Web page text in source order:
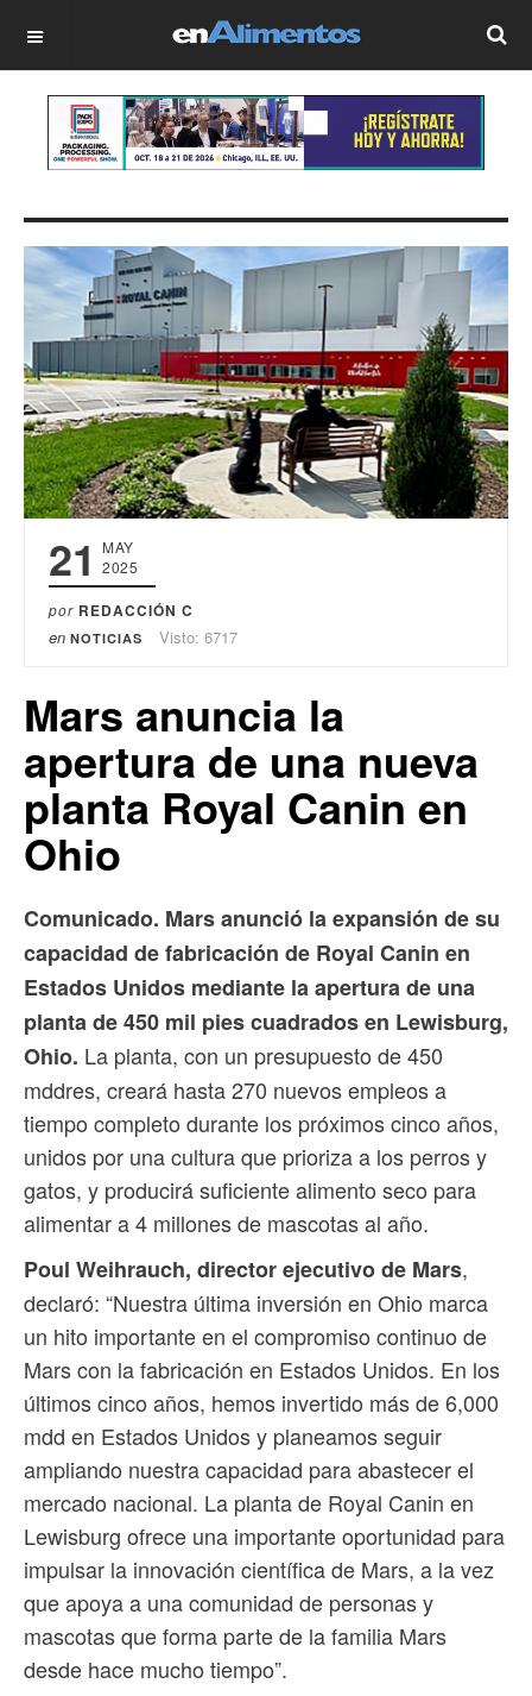
OFF CANVAS
21
MAY
2025
por REDACCIÓN C
en NOTICIAS Visto: 6717
Mars anuncia la
apertura de una nueva
planta Royal Canin en
Ohio
Comunicado. Mars anunció la expansión de su
capacidad de fabricación de Royal Canin en
Estados Unidos mediante la apertura de una
planta de 450 mil pies cuadrados en Lewisburg,
Ohio. La planta, con un presupuesto de 450
mddres, creará hasta 270 nuevos empleos a
tiempo completo durante los próximos cinco años,
unidos por una cultura que prioriza a los perros y
gatos, y producirá suficiente alimento seco para
alimentar a 4 millones de mascotas al año.
Poul Weihrauch, director ejecutivo de Mars,
declaró: “Nuestra última inversión en Ohio marca
un hito importante en el compromiso continuo de
Mars con la fabricación en Estados Unidos. En los
últimos cinco años, hemos invertido más de 6,000
mdd en Estados Unidos y planeamos seguir
ampliando nuestra capacidad para abastecer el
mercado nacional. La planta de Royal Canin en
Lewisburg ofrece una importante oportunidad para
impulsar la innovación científica de Mars, a la vez
que apoya a una comunidad de personas y
mascotas que forma parte de la familia Mars
desde hace mucho tiempo”.